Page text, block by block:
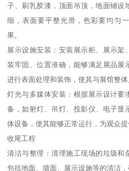
子、刷乳胶漆，顶面吊顶，地面铺设
细，表面要平整光滑，色彩要均匀
果。
展示设施安装：安装展示柜、展示架
装牢固、位置准确，能够满足展品展
进行表面处理和装饰，使其与展馆整体
灯光与多媒体安装：根据展示设计要
备，如射灯、吊灯、投影仪、电子显
体设备，使其能够正常运行，为观众提
收尾工程
清洁与整理：清理施工现场的垃圾和
包括地面、墙面、展示设施等的清洁，